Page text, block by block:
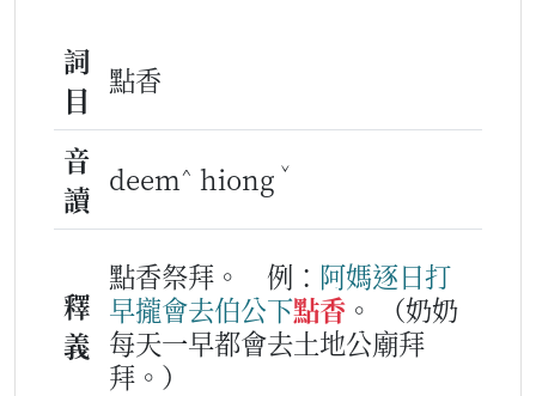
詞
目
點香
音
讀
deem^ hiong ˇ
釋
義
點香祭拜。 例： 阿媽逐日打
早攏會去伯公下點香 。
（奶奶
每天一早都會去土地公廟拜
拜。）